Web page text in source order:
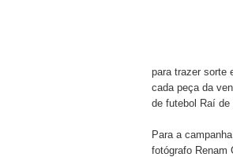
para trazer sorte
cada peça da
de futebol Raí de
Para a
fotógrafo Renam